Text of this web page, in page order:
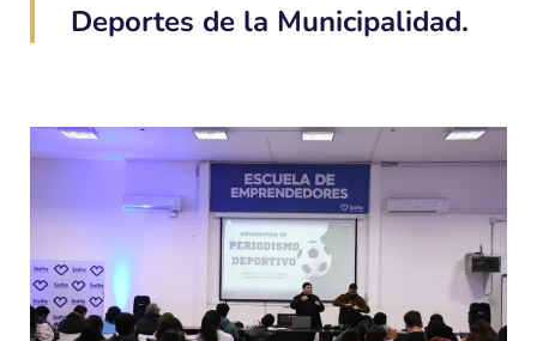
Deportes de la Municipalidad.